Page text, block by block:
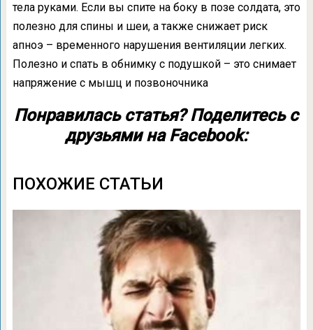
тела руками. Если вы спите на боку в позе солдата, это
полезно для спины и шеи, а также снижает риск
апноэ – временного нарушения вентиляции легких.
Полезно и спать в обнимку с подушкой – это снимает
напряжение с мышц и позвоночника
Понравилась статья? Поделитесь с
друзьями на Facebook:
ПОХОЖИЕ СТАТЬИ